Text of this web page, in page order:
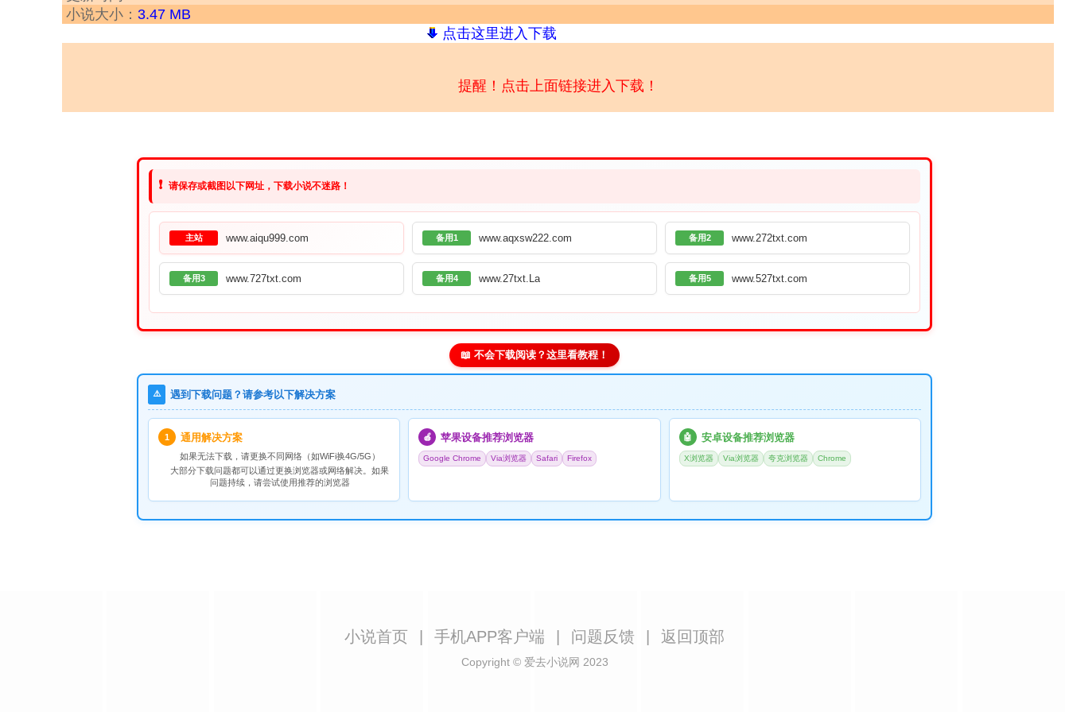
小说大小： 3.47 MB
点击这里进入下载
提醒！点击上面链接进入下载！
❗ 请保存或截图以下网址，下载小说不迷路！
主站 www.aiqu999.com 备用1 www.aqxsw222.com 备用2 www.272txt.com
备用3 www.727txt.com 备用4 www.27txt.La 备用5 www.527txt.com
📖 不会下载阅读？这里看教程！
⚠️ 遇到下载问题？请参考以下解决方案
1 通用解决方案
如果无法下载，请更换不同网络（如WiFi换4G/5G）
大部分下载问题都可以通过更换浏览器或网络解决。如果
问题持续，请尝试使用推荐的浏览器
🍎 苹果设备推荐浏览器
Google Chrome Via浏览器 Safari Firefox
🤖 安卓设备推荐浏览器
X浏览器 Via浏览器 夸克浏览器 Chrome
小说首页 手机APP客户端 问题反馈 返回顶部
Copyright © 爱去小说网 2023